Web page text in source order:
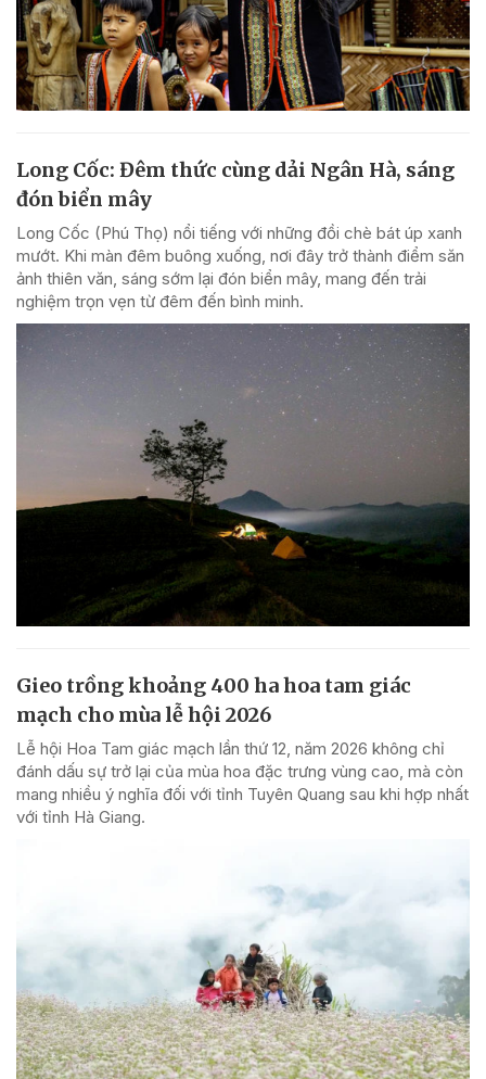
Long Cốc: Đêm thức cùng dải Ngân Hà, sáng
đón biển mây
Long Cốc (Phú Thọ) nổi tiếng với những đồi chè bát úp xanh
mướt. Khi màn đêm buông xuống, nơi đây trở thành điểm săn
ảnh thiên văn, sáng sớm lại đón biển mây, mang đến trải
nghiệm trọn vẹn từ đêm đến bình minh.
Gieo trồng khoảng 400 ha hoa tam giác
mạch cho mùa lễ hội 2026
Lễ hội Hoa Tam giác mạch lần thứ 12, năm 2026 không chỉ
đánh dấu sự trở lại của mùa hoa đặc trưng vùng cao, mà còn
mang nhiều ý nghĩa đối với tỉnh Tuyên Quang sau khi hợp nhất
với tỉnh Hà Giang.